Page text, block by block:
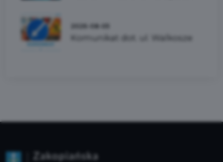
2026-08-05
Komunikat dot. ul. Walkosze